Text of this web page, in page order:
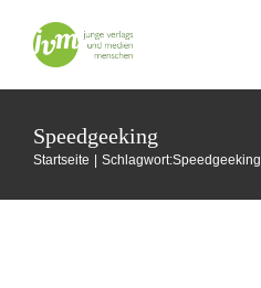
Inhalt
springen
Speedgeeking
Startseite Schlagwort:Speedgeeking